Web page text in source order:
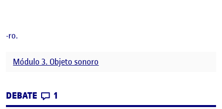
-ro.
Módulo 3. Objeto sonoro
DEBATE CONTRIBUTIONS
1